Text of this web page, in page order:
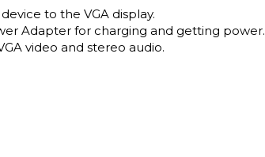
to the VGA display.
Adapter for charging and getting power.
video and stereo audio.